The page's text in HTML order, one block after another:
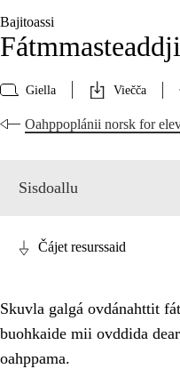
Bajitoassi
Giella Viečča
Oahppoplánii norsk for
Sisdoallu
Čájet resurssaid
Skuvla galgá ovdánahttit
buohkaide mii ovddida
oahppama.